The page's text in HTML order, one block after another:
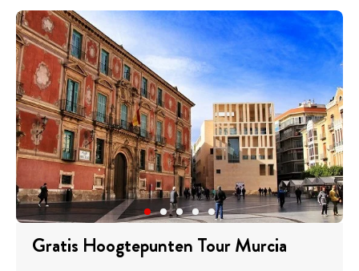
Gratis Hoogtepunten Tour Murcia